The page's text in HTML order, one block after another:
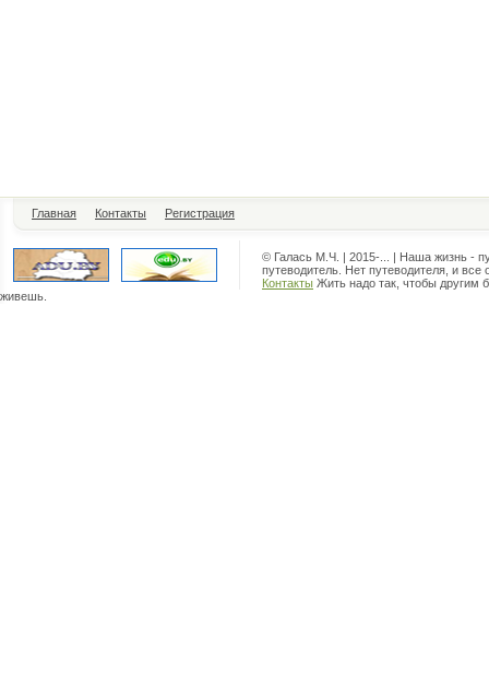
Главная Контакты Регистрация
© Галась М.Ч. | 2015-... | Наша жизнь -
путеводитель. Нет путеводителя, и все
Контакты Жить надо так, чтобы другим
живешь.